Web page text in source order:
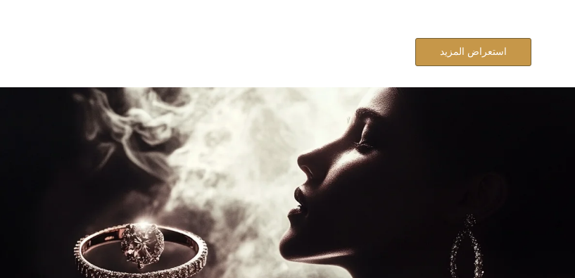
استعراض المزيد